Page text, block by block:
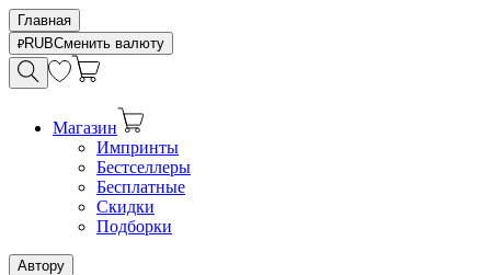
Главная
RUBСменить валюту
Магазин
Импринты
Бестселлеры
Бесплатные
Скидки
Подборки
Автору